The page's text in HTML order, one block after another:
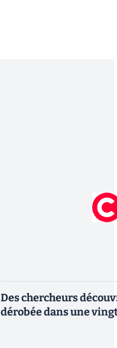
Des chercheurs
dérobée dans une